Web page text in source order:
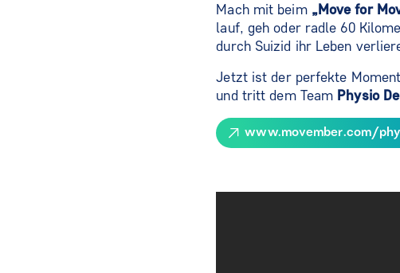
Mach mit beim „Move for
lauf, geh oder radle 60
durch Suizid ihr Leben
Jetzt ist der perfekte
und tritt dem Team Physio
www.movember.com/